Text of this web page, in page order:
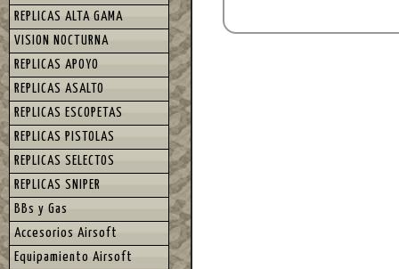
REPLICAS ALTA GAMA
VISION NOCTURNA
REPLICAS APOYO
REPLICAS ASALTO
REPLICAS ESCOPETAS
REPLICAS PISTOLAS
REPLICAS SELECTOS
REPLICAS SNIPER
BBs y Gas
Accesorios Airsoft
Equipamiento Airsoft